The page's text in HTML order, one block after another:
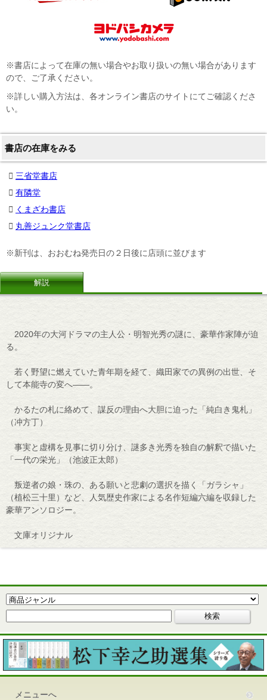
※書店によって在庫の無い場合やお取り扱いの無い場合があります
ので、ご了承ください。
※詳しい購入方法は、各オンライン書店のサイトにてご確認くださ
い。
書店の在庫をみる
三省堂書店
有隣堂
くまざわ書店
丸善ジュンク堂書店
※新刊は、おおむね発売日の２日後に店頭に並びます
解説
2020年の大河ドラマの主人公・明智光秀の謎に、豪華作家陣が迫
る。
若く野望に燃えていた青年期を経て、織田家での異例の出世、そ
して本能寺の変へ――。
かるたの札に絡めて、謀反の理由へ大胆に迫った「純白き鬼札」
（冲方丁）
事実と虚構を見事に切り分け、謎多き光秀を独自の解釈で描いた
「一代の栄光」（池波正太郎）
叛逆者の娘・珠の、ある願いと悲劇の選択を描く「ガラシャ」
（植松三十里）など、人気歴史作家による名作短編六編を収録した
豪華アンソロジー。
文庫オリジナル
メニューへ